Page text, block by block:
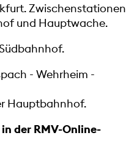
Zwischenstationen
und Hauptwache.
- Wehrheim -
Hauptbahnhof.
der RMV-Online-